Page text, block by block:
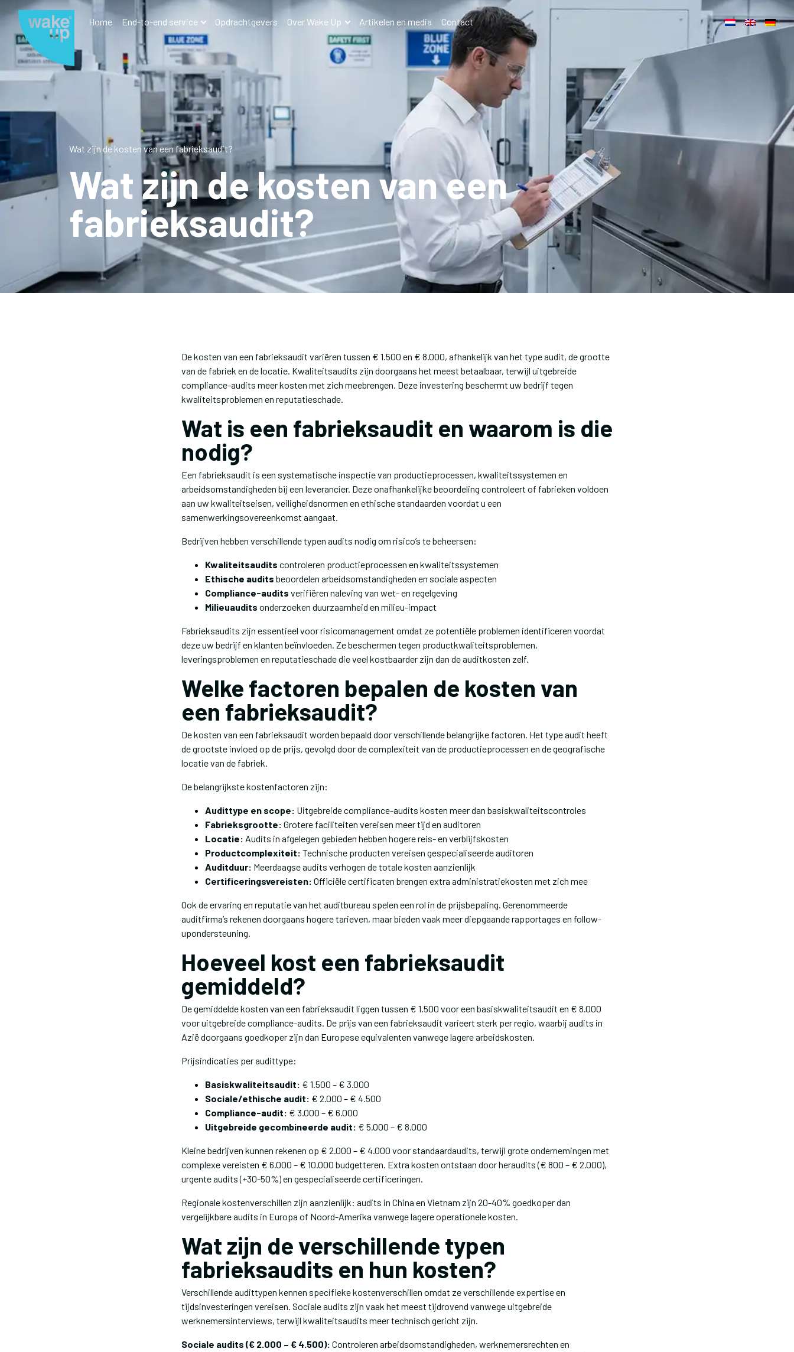
Home End-to-end service Opdrachtgevers Over Wake Up Artikelen en media Contact
Wat zijn de kosten van een fabrieksaudit?
Wat zijn de kosten van een
fabrieksaudit?
De kosten van een fabrieksaudit variëren tussen € 1.500 en € 8.000, afhankelijk van het type audit, de grootte
van de fabriek en de locatie. Kwaliteitsaudits zijn doorgaans het meest betaalbaar, terwijl uitgebreide
compliance-audits meer kosten met zich meebrengen. Deze investering beschermt uw bedrijf tegen
kwaliteitsproblemen en reputatieschade.
Wat is een fabrieksaudit en waarom is die
nodig?
Een fabrieksaudit is een systematische inspectie van productieprocessen, kwaliteitssystemen en
arbeidsomstandigheden bij een leverancier. Deze onafhankelijke beoordeling controleert of fabrieken voldoen
aan uw kwaliteitseisen, veiligheidsnormen en ethische standaarden voordat u een
samenwerkingsovereenkomst aangaat.
Bedrijven hebben verschillende typen audits nodig om risico’s te beheersen:
Kwaliteitsaudits controleren productieprocessen en kwaliteitssystemen
Ethische audits beoordelen arbeidsomstandigheden en sociale aspecten
Compliance-audits verifiëren naleving van wet- en regelgeving
Milieuaudits onderzoeken duurzaamheid en milieu-impact
Fabrieksaudits zijn essentieel voor risicomanagement omdat ze potentiële problemen identificeren voordat
deze uw bedrijf en klanten beïnvloeden. Ze beschermen tegen productkwaliteitsproblemen,
leveringsproblemen en reputatieschade die veel kostbaarder zijn dan de auditkosten zelf.
Welke factoren bepalen de kosten van
een fabrieksaudit?
De kosten van een fabrieksaudit worden bepaald door verschillende belangrijke factoren. Het type audit heeft
de grootste invloed op de prijs, gevolgd door de complexiteit van de productieprocessen en de geografische
locatie van de fabriek.
De belangrijkste kostenfactoren zijn:
Audittype en scope: Uitgebreide compliance-audits kosten meer dan basiskwaliteitscontroles
Fabrieksgrootte: Grotere faciliteiten vereisen meer tijd en auditoren
Locatie: Audits in afgelegen gebieden hebben hogere reis- en verblijfskosten
Productcomplexiteit: Technische producten vereisen gespecialiseerde auditoren
Auditduur: Meerdaagse audits verhogen de totale kosten aanzienlijk
Certificeringsvereisten: Officiële certificaten brengen extra administratiekosten met zich mee
Ook de ervaring en reputatie van het auditbureau spelen een rol in de prijsbepaling. Gerenommeerde
auditfirma’s rekenen doorgaans hogere tarieven, maar bieden vaak meer diepgaande rapportages en follow-
upondersteuning.
Hoeveel kost een fabrieksaudit
gemiddeld?
De gemiddelde kosten van een fabrieksaudit liggen tussen € 1.500 voor een basiskwaliteitsaudit en € 8.000
voor uitgebreide compliance-audits. De prijs van een fabrieksaudit varieert sterk per regio, waarbij audits in
Azië doorgaans goedkoper zijn dan Europese equivalenten vanwege lagere arbeidskosten.
Prijsindicaties per audittype:
Basiskwaliteitsaudit: € 1.500 – € 3.000
Sociale/ethische audit: € 2.000 – € 4.500
Compliance-audit: € 3.000 – € 6.000
Uitgebreide gecombineerde audit: € 5.000 – € 8.000
Kleine bedrijven kunnen rekenen op € 2.000 – € 4.000 voor standaardaudits, terwijl grote ondernemingen met
complexe vereisten € 6.000 – € 10.000 budgetteren. Extra kosten ontstaan door heraudits (€ 800 – € 2.000),
urgente audits (+30-50%) en gespecialiseerde certificeringen.
Regionale kostenverschillen zijn aanzienlijk: audits in China en Vietnam zijn 20-40% goedkoper dan
vergelijkbare audits in Europa of Noord-Amerika vanwege lagere operationele kosten.
Wat zijn de verschillende typen
fabrieksaudits en hun kosten?
Verschillende audittypen kennen specifieke kostenverschillen omdat ze verschillende expertise en
tijdsinvesteringen vereisen. Sociale audits zijn vaak het meest tijdrovend vanwege uitgebreide
werknemersinterviews, terwijl kwaliteitsaudits meer technisch gericht zijn.
Sociale audits (€ 2.000 – € 4.500): Controleren arbeidsomstandigheden, werknemersrechten en